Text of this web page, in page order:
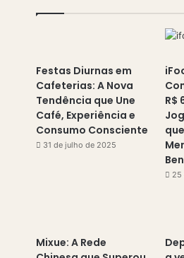
Festas Diurnas em
Cafeterias: A Nova
Tendência que Une
Café, Experiência e
Consumo Consciente
31 de julho de 2025
R$
25
Mixue: A Rede